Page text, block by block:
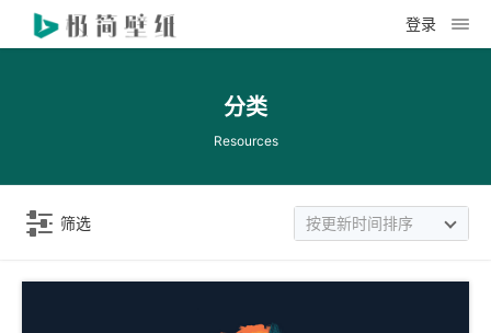
登录
分类
Resources
筛选 按更新时间排序